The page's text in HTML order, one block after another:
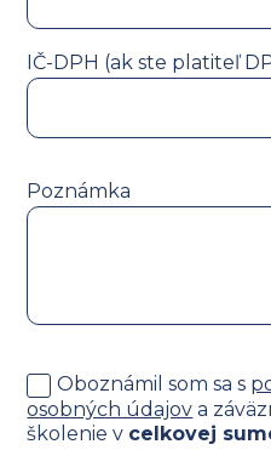
IČ-DPH (ak ste platiteľ
Poznámka
Oboznámil som sa s
osobných údajov a
školenie v celkovej